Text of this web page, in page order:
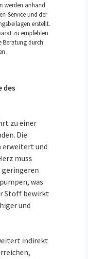
werden anhand
Service und der
erstellt.
zu empfehlen
Beratung durch
des
zu einer
Die
erweitert und
muss
geringeren
was
Stoff bewirkt
und
indirekt